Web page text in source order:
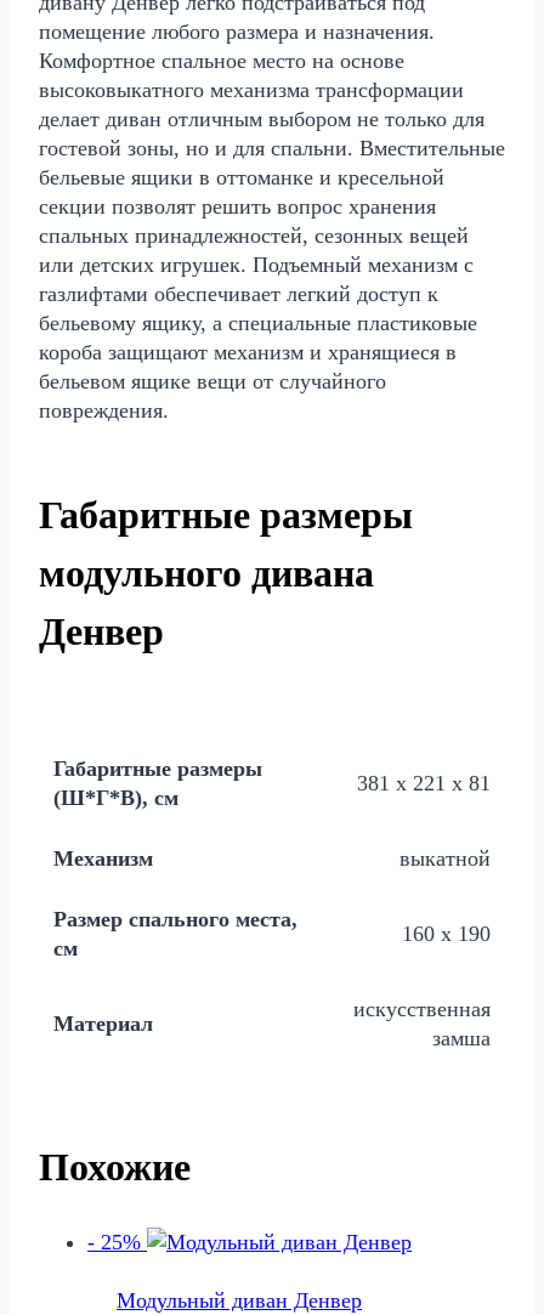
помещение любого размера и назначения.
Комфортное спальное место на основе
высоковыкатного механизма трансформации
делает диван отличным выбором не только для
гостевой зоны, но и для спальни. Вместительные
бельевые ящики в оттоманке и кресельной
секции позволят решить вопрос хранения
спальных принадлежностей, сезонных вещей
или детских игрушек. Подъемный механизм с
газлифтами обеспечивает легкий доступ к
бельевому ящику, а специальные пластиковые
короба защищают механизм и хранящиеся в
бельевом ящике вещи от случайного
повреждения.
Габаритные размеры
модульного дивана
Денвер
Габаритные размеры
(Ш*Г*В), см
381 х 221 х 81
Механизм выкатной
Размер спального места,
см
160 х 190
Материал
искусственная
замша
Похожие
- 25%
Модульный диван Денвер